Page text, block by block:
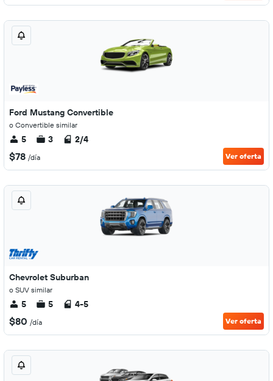
Ford Mustang Convertible
o Convertible similar
5 3 2/4
$78 /día Ver oferta
Chevrolet Suburban
o SUV similar
5 5 4-5
$80 /día Ver oferta